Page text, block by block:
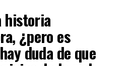
historia
¿pero es
duda de que